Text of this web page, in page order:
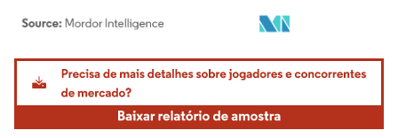
Imagem © Mordor Intelligence. O reuso requer atribuição conforme CC BY 4.0.